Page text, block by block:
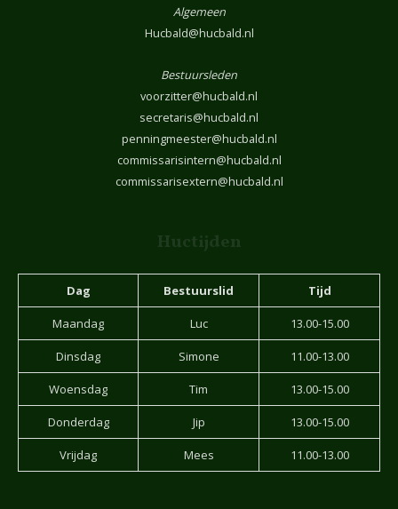
Algemeen
Hucbald@hucbald.nl
Bestuursleden
voorzitter@hucbald.nl
secretaris@hucbald.nl
penningmeester@hucbald.nl
commissarisintern@hucbald.nl
commissarisextern@hucbald.nl
Huctijden
Dag Bestuurslid Tijd
Maandag Luc 13.00-15.00
Dinsdag Simone 11.00-13.00
Woensdag Tim 13.00-15.00
Donderdag Jip 13.00-15.00
Vrijdag Mees 11.00-13.00